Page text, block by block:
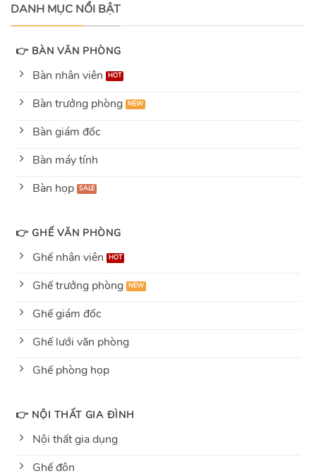
DANH MỤC NỔI BẬT
👉 BÀN VĂN PHÒNG
Bàn nhân viên
Bàn trưởng phòng
Bàn giám đốc
Bàn máy tính
Bàn họp
👉 GHẾ VĂN PHÒNG
Ghế nhân viên
Ghế trưởng phòng
Ghế giám đốc
Ghế lưới văn phòng
Ghế phòng họp
👉 NỘI THẤT GIA ĐÌNH
Nội thất gia dụng
Ghế đôn